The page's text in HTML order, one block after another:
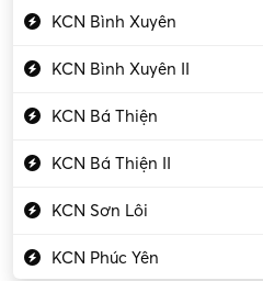
Kỹ thuật mạng – IT
Làm bán thời gian
Lao động phổ thông
Lập trình – Phát triển
Luật – Công chứng
Marketing – PR
KCN Bình Xuyên
KCN Bình Xuyên II
KCN Bá Thiện
KCN Bá Thiện II
KCN Sơn Lôi
KCN Phúc Yên